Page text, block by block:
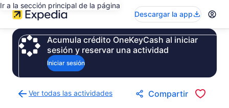
Ir a la sección principal de la página
Descargar la app
Acumula crédito OneKeyCash al iniciar
sesión y reservar una actividad
Iniciar sesión
Ver todas las actividades
Compartir